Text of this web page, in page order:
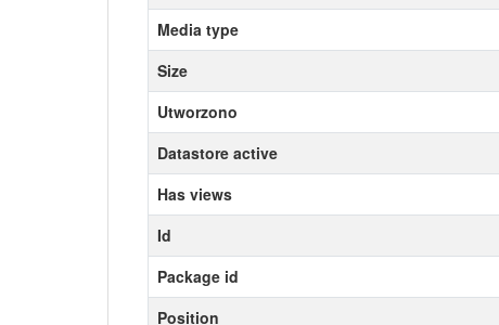
Media type
Size
Utworzono
Datastore active
Has views
Id
Package id
Position